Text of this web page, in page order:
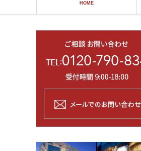
HOME